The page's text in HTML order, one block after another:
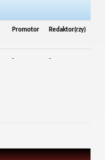
Promotor Redaktor(rzy)
- -